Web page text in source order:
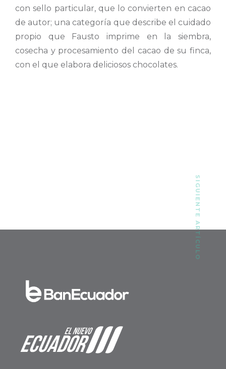
con sello particular, que lo convierten en cacao
de autor; una categoría que describe el cuidado
propio que Fausto imprime en la siembra,
cosecha y procesamiento del cacao de su finca,
con el que elabora deliciosos chocolates.
SIGUIENTE ARTÍCULO